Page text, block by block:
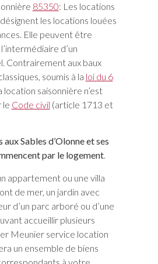
85350: Les locations
les locations louées
Elle peuvent être
d’un
Contrairement aux baux
soumis à la loi du 6
location saisonnière n’est
le Code civil (article 1713 et
aux Sables d’Olonne et ses
par le logement.
appartement ou une villa
de mer, un jardin avec
d’un parc arboré ou d’une
accueillir plusieurs
Meunier service location
un ensemble de biens